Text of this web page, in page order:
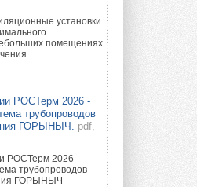
установки
помещениях
РОСТерм 2026 -
трубопроводов
ГОРЫНЫЧ.
pdf,
РОСТерм 2026 -
трубопроводов
ГОРЫНЫЧ